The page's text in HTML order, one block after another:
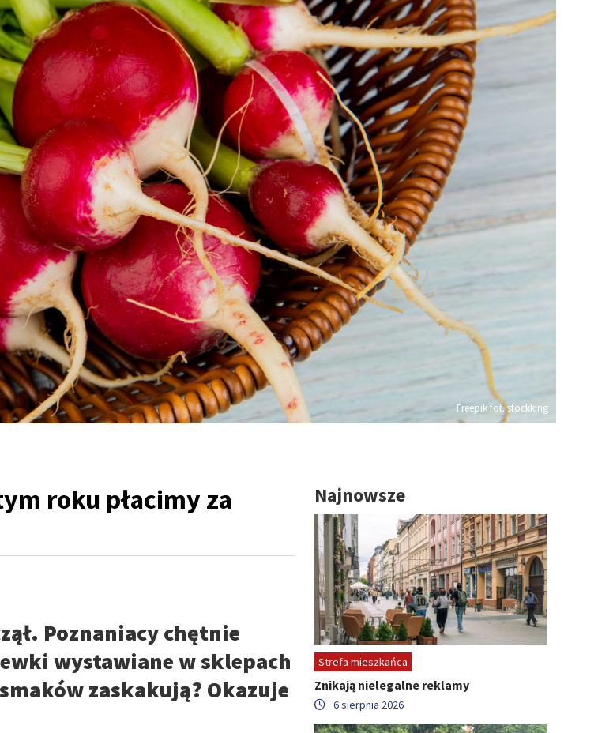
Freepik fot. stockking
roku płacimy za
Poznaniacy chętnie
wystawiane w sklepach
zaskakują? Okazuje
Najnowsze
Strefa mieszkańca
Znikają nielegalne reklamy
6 sierpnia 2026